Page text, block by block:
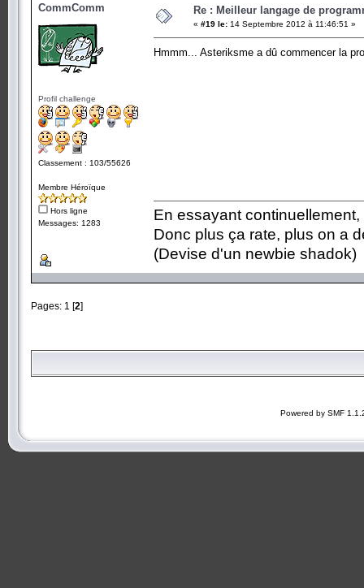
CommComm
Profil challenge
Classement : 103/55626
Membre Héroïque
Hors ligne
Messages: 1283
Re : Meilleur langage de
« #19 le: 14 Septembre 2012 à 11:46:51 »
Hmmm... Asteriksme a dû commencer la
En essayant
Donc plus ça rate, plus on a
(Devise d'un newbie shadok)
Pages: 1 [2]
Powered by SMF